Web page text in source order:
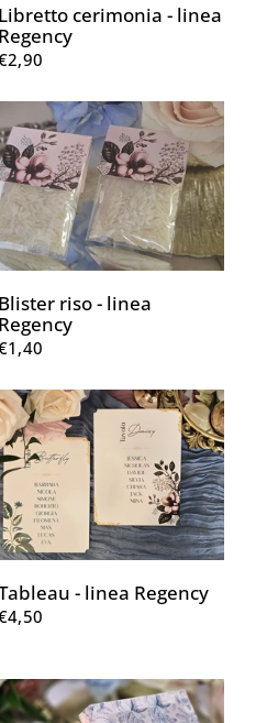
Libretto cerimonia - linea
Regency
Blister riso - linea
Regency
- linea Regency